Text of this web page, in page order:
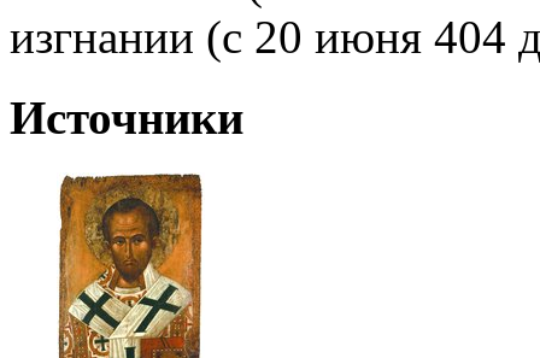
изгнании (с 20 июня 404
Источники